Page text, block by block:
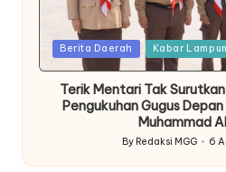
Posted
Berita Daerah Kabar
Terik Mentari Tak
Pengukuhan Gugus
Muhammad
Posted
by
By Redaksi MGG 6